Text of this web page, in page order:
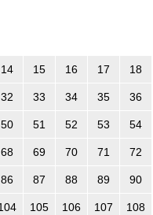
14 15 16 17 18
32 33 34 35 36
50 51 52 53 54
68 69 70 71 72
86 87 88 89 90
105 106 107 108